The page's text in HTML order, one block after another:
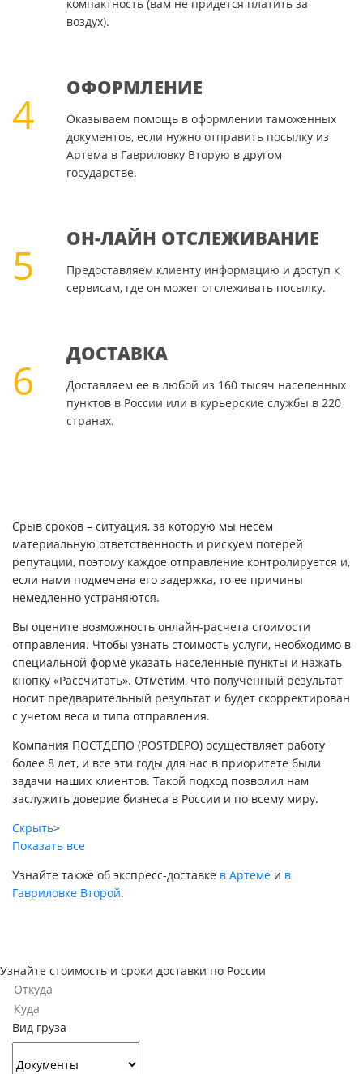
компактность (вам не придется платить за
воздух).
4
ОФОРМЛЕНИЕ
Оказываем помощь в оформлении таможенных
документов, если нужно отправить посылку из
Артема в Гавриловку Вторую в другом
государстве.
5
ОН-ЛАЙН ОТСЛЕЖИВАНИЕ
Предоставляем клиенту информацию и доступ к
сервисам, где он может отслеживать посылку.
6
ДОСТАВКА
Доставляем ее в любой из 160 тысяч населенных
пунктов в России или в курьерские службы в 220
странах.
Срыв сроков – ситуация, за которую мы несем
материальную ответственность и рискуем потерей
репутации, поэтому каждое отправление контролируется и,
если нами подмечена его задержка, то ее причины
немедленно устраняются.
Вы оцените возможность онлайн-расчета стоимости
отправления. Чтобы узнать стоимость услуги, необходимо в
специальной форме указать населенные пункты и нажать
кнопку «Рассчитать». Отметим, что полученный результат
носит предварительный результат и будет скорректирован
с учетом веса и типа отправления.
Компания ПОСТДЕПО (POSTDEPO) осуществляет работу
более 8 лет, и все эти годы для нас в приоритете были
задачи наших клиентов. Такой подход позволил нам
заслужить доверие бизнеса в России и по всему миру.
Скрыть>
Показать все
Узнайте также об экспресс-доставке в Артеме и в
Гавриловке Второй.
Узнайте стоимость и сроки доставки по России
Вид груза